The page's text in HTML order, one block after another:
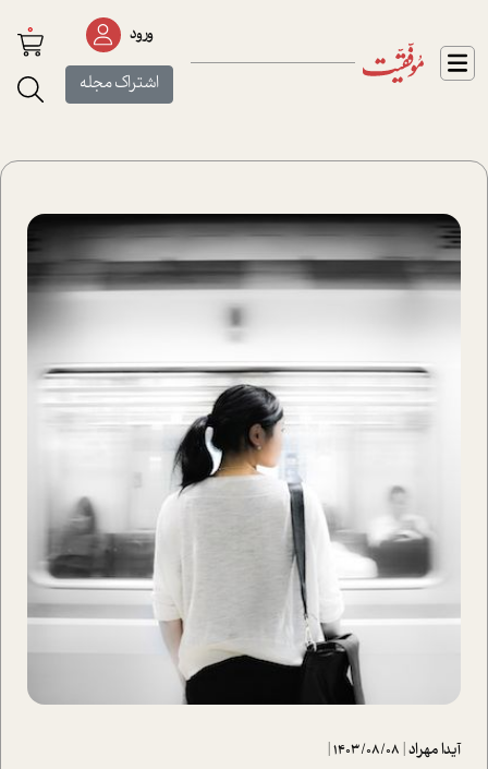
ورود
اشتراک مجله
0
آیدا مهراد|
1403/08/08
|